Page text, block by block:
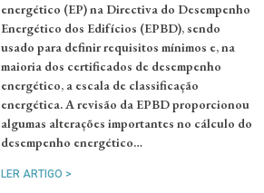
energético (EP) na Directiva do Desempenho
Energético dos Edifícios (EPBD), sendo
usado para definir requisitos mínimos e, na
maioria dos certificados de desempenho
energético, a escala de classificação
energética. A revisão da EPBD proporcionou
algumas alterações importantes no cálculo do
desempenho energético…
LER ARTIGO >